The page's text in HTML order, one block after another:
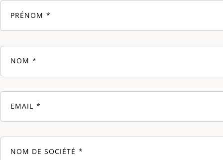
PRÉNOM
NOM
EMAIL
NOM DE SOCIÉTÉ